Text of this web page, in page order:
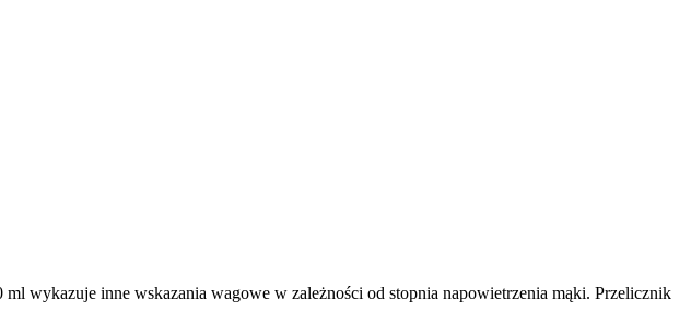
wykazuje inne wskazania wagowe w zależności od stopnia napowietrzenia mąki. Przelicznik